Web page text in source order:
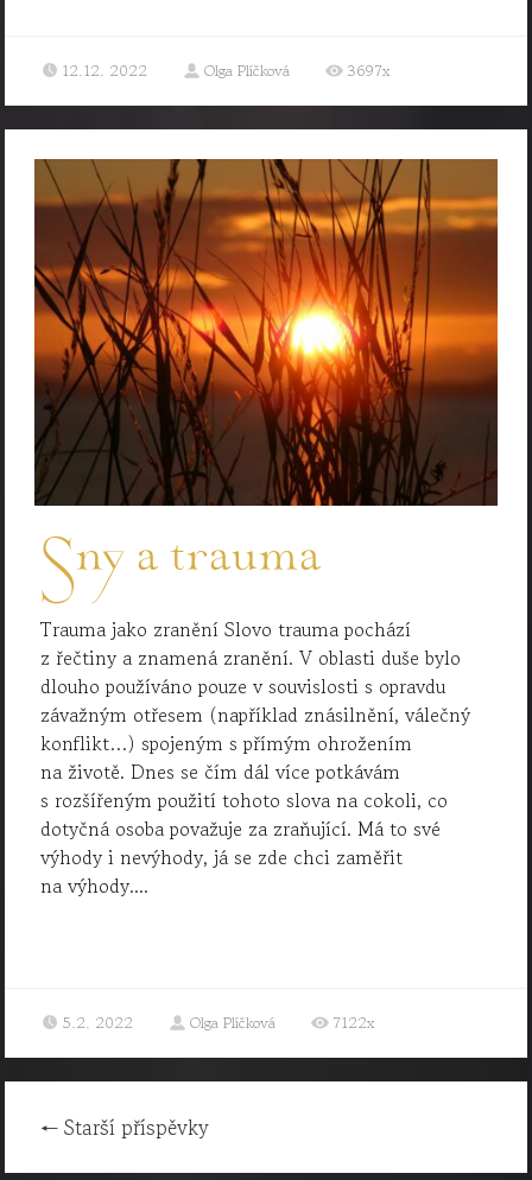
12.12. 2022 Olga Plíčková 3697x
Sny a trauma
Trauma jako zranění Slovo trauma pochází
z řečtiny a znamená zranění. V oblasti duše bylo
dlouho používáno pouze v souvislosti s opravdu
závažným otřesem (například znásilnění, válečný
konflikt…) spojeným s přímým ohrožením
na životě. Dnes se čím dál více potkávám
s rozšířeným použití tohoto slova na cokoli, co
dotyčná osoba považuje za zraňující. Má to své
výhody i nevýhody, já se zde chci zaměřit
na výhody....
5.2. 2022 Olga Plíčková 7122x
← Starší příspěvky